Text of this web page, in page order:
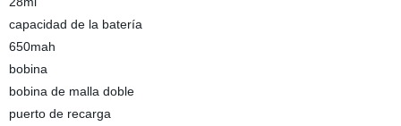
capacidad de la batería
650mah
bobina
bobina de malla doble
puerto de recarga